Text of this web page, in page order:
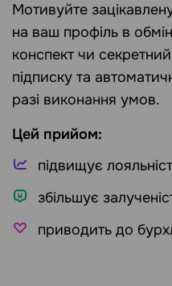
Мотивуйте
на ваш профіль в
конспект чи
підписку та
разі виконання умов.
Цей прийом:
підвищує
збільшує
приводить до